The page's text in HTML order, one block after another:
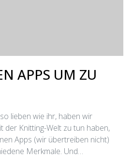
APPS UM ZU
lieben wie ihr, haben wir
der Knitting-Welt zu tun haben,
Apps (wir übertreiben nicht)
Merkmale. Und…